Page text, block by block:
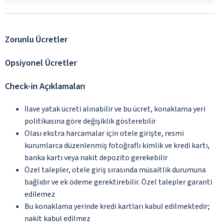
Zorunlu Ücretler
Opsiyonel Ücretler
Check-in Açıklamaları
İlave yatak ücreti alınabilir ve bu ücret, konaklama yeri
politikasına göre değişiklik gösterebilir
Olası ekstra harcamalar için otele girişte, resmi
kurumlarca düzenlenmiş fotoğraflı kimlik ve kredi kartı,
banka kartı veya nakit depozito gerekebilir
Özel talepler, otele giriş sırasında müsaitlik durumuna
bağlıdır ve ek ödeme gerektirebilir. Özel talepler garanti
edilemez
Bu konaklama yerinde kredi kartları kabul edilmektedir;
nakit kabul edilmez